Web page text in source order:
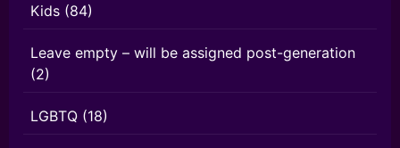
Kids (84)
Leave empty – will be assigned post-generation
(2)
LGBTQ (18)